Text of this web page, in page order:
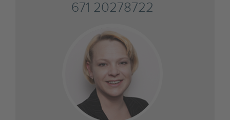
671 20278722